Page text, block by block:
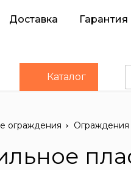
Доставка Гарантия
Каталог
ограждения Ограждения